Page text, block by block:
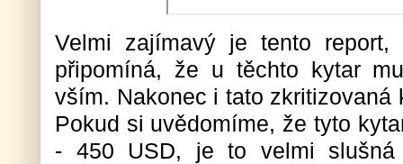
Velmi zajímavý je tento
připomíná, že u těchto kytar
vším. Nakonec i tato zkritizovaná
Pokud si uvědomíme, že tyto
- 450 USD, je to velmi slušná